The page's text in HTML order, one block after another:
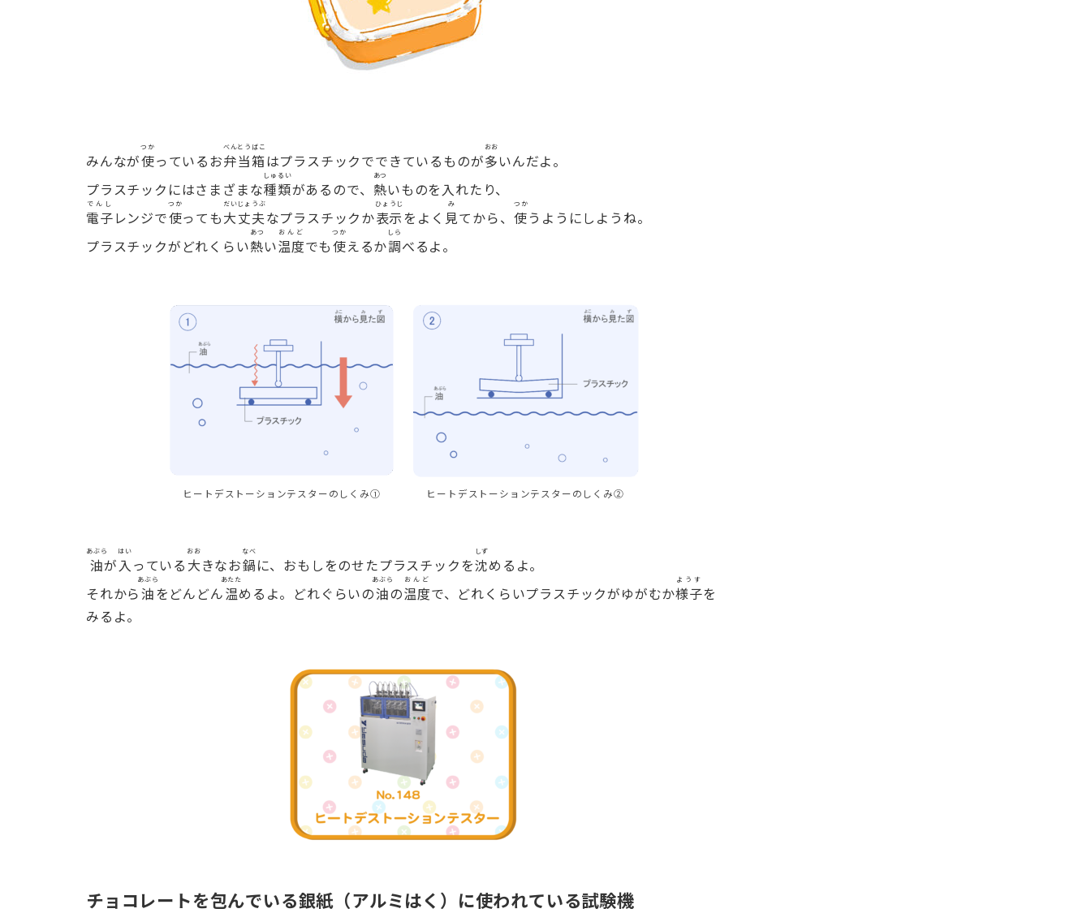
みんなが使
つか
っているお弁当箱
べんとうばこ
はプラスチックでできているものが多
おお
いんだよ。
プラスチックにはさまざまな種類
しゅるい
があるので、 熱
あつ
いものを入れたり、
電子
でんし
レンジで使
つか
っても大丈夫
だいじょうぶ
なプラスチックか表示
ひょうじ
をよく 見
み
てから、 使
つか
うようにしようね。
プラスチックがどれくらい熱
あつ
い温度
おんど
でも使
つか
えるか調
しら
べるよ。
ヒートデストーションテスターのしくみ① ヒートデストーションテスターのしくみ➁
油
あぶら
が 入
はい
っている 大
おお
きなお鍋
なべ
に、おもしをのせたプラスチックを沈
しず
めるよ。
それから油
あぶら
をどんどん温
あたた
めるよ。どれぐらいの油
あぶら
の温度
おんど
で、どれくらいプラスチックがゆがむか様子
ようす
を
みるよ。
チョコレートを包んでいる銀紙（アルミはく）に使われている試験機